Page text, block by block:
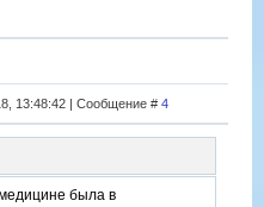
13:48:42 | Сообщение # 4
была в